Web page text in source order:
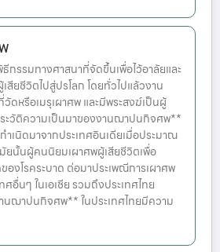
รรมทางศาสนาที่จัดขึ้นเพื่อไว้อาลัยและ
ชีวิตไปสู่ปรโลก โดยทั่วไปแล้วงาน
หรือเมรุเผาศพ และมีพระสงฆ์เป็นผู้
ะวัติความเป็นมาของงานฌาปนกิจศพ**
นิดมาจากประเทศอินเดียเมื่อประมาณ
ยนั้นผู้คนนิยมเผาศพผู้เสียชีวิตเพื่อ
องโรคระบาด ต่อมาประเพณีการเผาศพ
ศอื่นๆ ในเอเชีย รวมถึงประเทศไทย
นฌาปนกิจศพ** ในประเทศไทยมีความ